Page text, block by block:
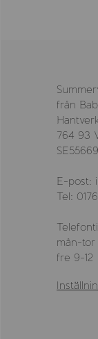
från
764 93
E-post:
Tel:
mån-tor
fre 9-12